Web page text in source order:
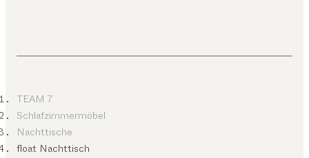
TEAM 7
Schlafzimmermöbel
Nachttische
float Nachttisch